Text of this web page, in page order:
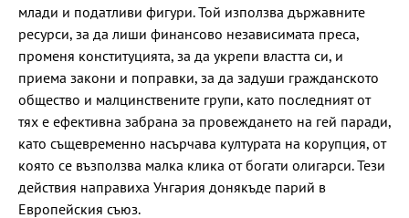
млади и податливи фигури. Той използва държавните
ресурси, за да лиши финансово независимата преса,
променя конституцията, за да укрепи властта си, и
приема закони и поправки, за да задуши гражданското
общество и малцинствените групи, като последният от
тях е ефективна забрана за провеждането на гей паради,
като същевременно насърчава културата на корупция, от
която се възползва малка клика от богати олигарси. Тези
действия направиха Унгария донякъде парий в
Европейския съюз.